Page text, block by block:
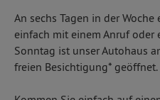
An sechs Tagen in der
einfach mit einem Anruf oder
Sonntag ist unser Autohaus
freien Besichtigung* geöffnet.